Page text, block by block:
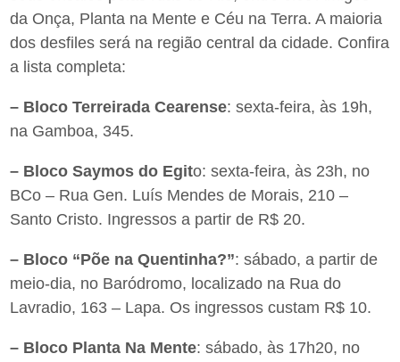
da Onça, Planta na Mente e Céu na Terra. A maioria
dos desfiles será na região central da cidade. Confira
a lista completa:
– Bloco Terreirada Cearense: sexta-feira, às 19h,
na Gamboa, 345.
– Bloco Saymos do Egito: sexta-feira, às 23h, no
BCo – Rua Gen. Luís Mendes de Morais, 210 –
Santo Cristo. Ingressos a partir de R$ 20.
– Bloco “Põe na Quentinha?”: sábado, a partir de
meio-dia, no Baródromo, localizado na Rua do
Lavradio, 163 – Lapa. Os ingressos custam R$ 10.
– Bloco Planta Na Mente: sábado, às 17h20, no